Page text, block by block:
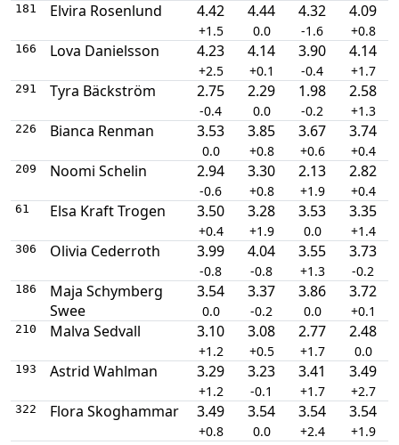
181 Elvira Rosenlund 4.42
+1.5
4.44
0.0
4.32
-1.6
4.09
+0.8
166 Lova Danielsson 4.23
+2.5
4.14
+0.1
3.90
-0.4
4.14
+1.7
291 Tyra Bäckström 2.75
-0.4
2.29
0.0
1.98
-0.2
2.58
+1.3
226 Bianca Renman 3.53
0.0
3.85
+0.8
3.67
+0.6
3.74
+0.4
209 Noomi Schelin 2.94
-0.6
3.30
+0.8
2.13
+1.9
2.82
+0.4
61 Elsa Kraft Trogen 3.50
+0.4
3.28
+1.9
3.53
0.0
3.35
+1.4
306 Olivia Cederroth 3.99
-0.8
4.04
-0.8
3.55
+1.3
3.73
-0.2
186
Maja Schymberg
Swee
3.54
0.0
3.37
-0.2
3.86
0.0
3.72
+0.1
210 Malva Sedvall 3.10
+1.2
3.08
+0.5
2.77
+1.7
2.48
0.0
193 Astrid Wahlman 3.29
+1.2
3.23
-0.1
3.41
+1.7
3.49
+2.7
322 Flora Skoghammar 3.49
+0.8
3.54
0.0
3.54
+2.4
3.54
+1.9